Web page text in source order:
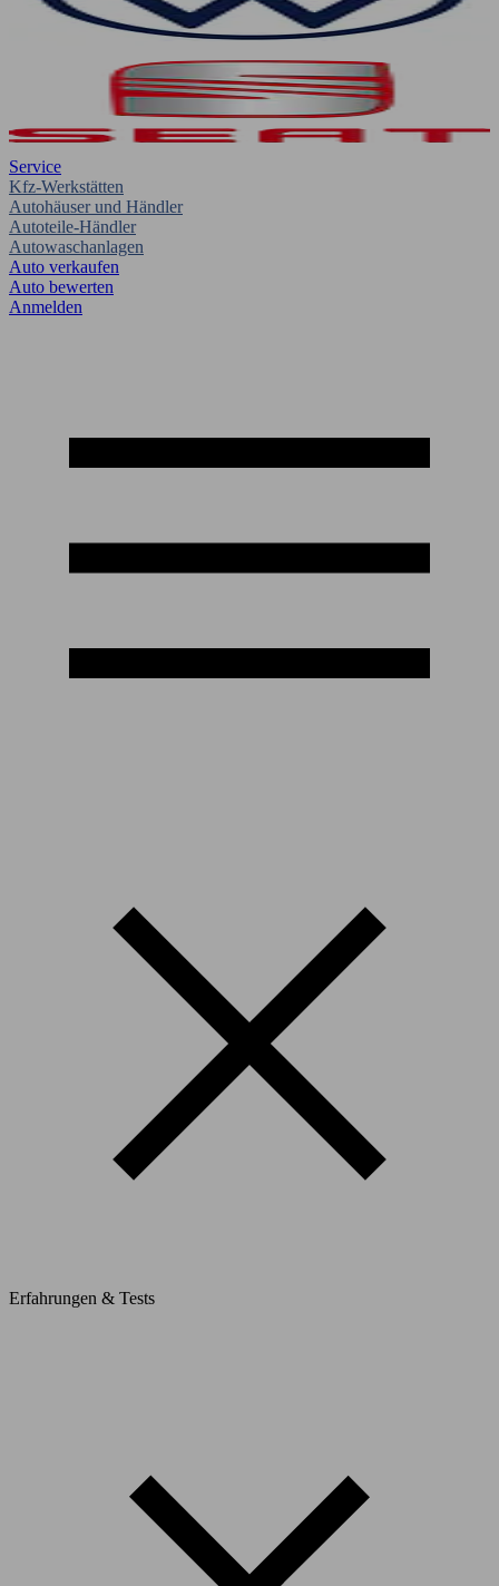
Service
Kfz-Werkstätten
Autohäuser und Händler
Autoteile-Händler
Autowaschanlagen
Auto verkaufen
Auto bewerten
Anmelden
Erfahrungen & Tests